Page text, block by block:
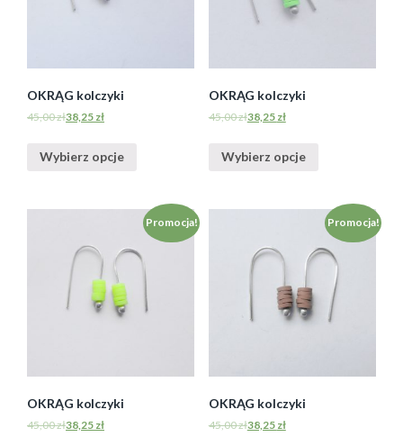
OKRĄG kolczyki
45,00zł38,25 zł
Wybierz opcje
OKRĄG kolczyki
45,00zł38,25 zł
Wybierz opcje
Promocja!
OKRĄG kolczyki
45,00zł38,25 zł
Promocja!
OKRĄG kolczyki
45,00zł38,25 zł